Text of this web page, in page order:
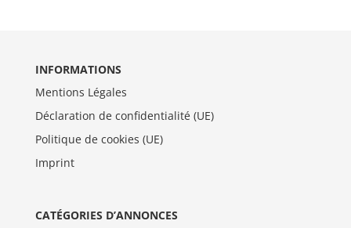
INFORMATIONS
Mentions Légales
Déclaration de confidentialité (UE)
Politique de cookies (UE)
Imprint
CATÉGORIES D’ANNONCES